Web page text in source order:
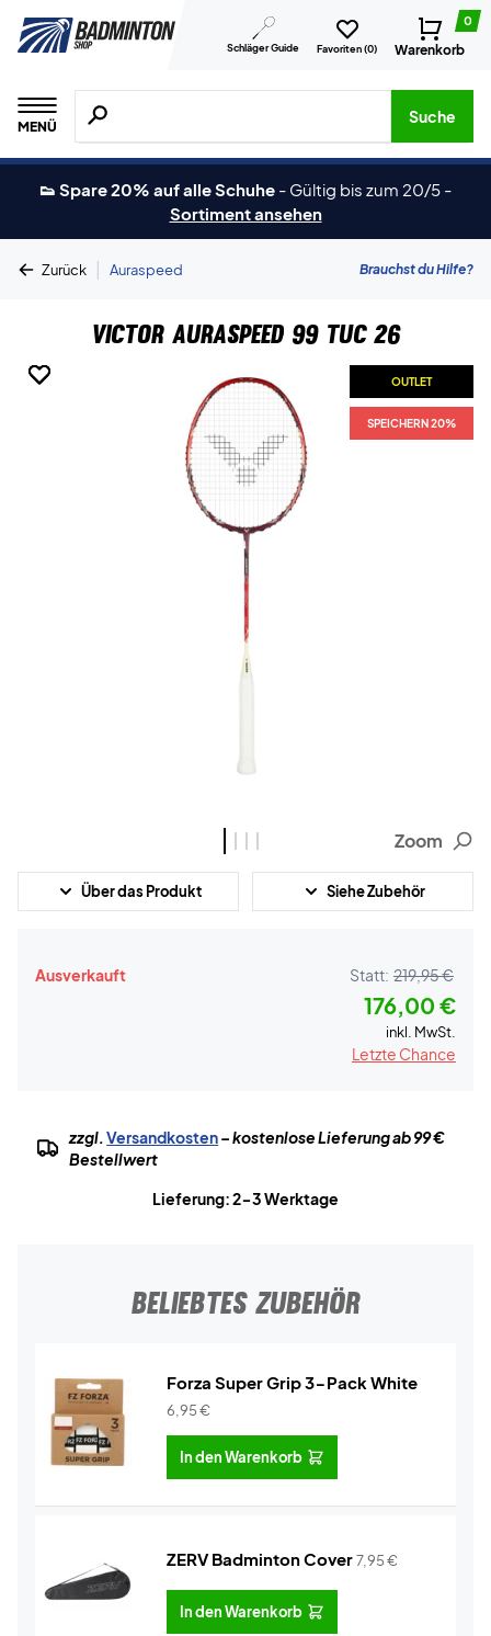
Schläger Guide Favoriten (0)
0
Warenkorb
MENÜ
Suche nach Produkten, Marken usw.
Suche
👟 Spare 20% auf alle Schuhe - Gültig bis zum 20/5 -
Sortiment ansehen
Zurück | Auraspeed Brauchst du Hilfe?
Victor Auraspeed 99 TUC 26
OUTLET
SPEICHERN 20%
OUTLET
SPEICHERN 20%
OUTLET
SPEICHERN 20%
OUTLET
SPEICHERN 20%
Zoom
Über das Produkt Siehe Zubehör
Ausverkauft Statt: 219,95 €
176,00 €
inkl. MwSt.
Letzte Chance
zzgl.Versandkosten– kostenlose Lieferung ab 99 €
Bestellwert
Lieferung: 2-3 Werktage
BELIEBTES ZUBEHÖR
Forza Super Grip 3-Pack White
6,95€
In den Warenkorb
ZERV Badminton Cover7,95€
In den Warenkorb